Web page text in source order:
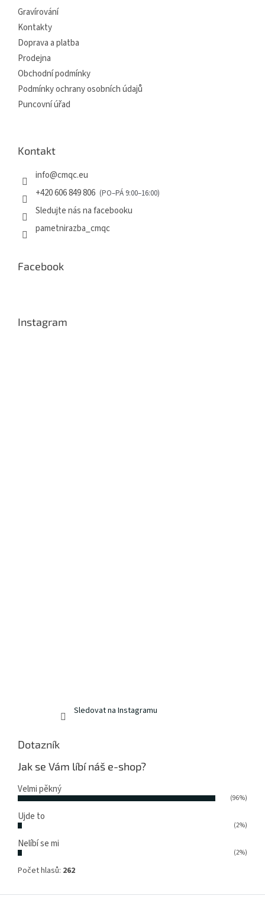
Gravírování
Kontakty
Doprava a platba
Prodejna
Obchodní podmínky
Podmínky ochrany osobních údajů
Puncovní úřad
Kontakt
info@cmqc.eu
+420 606 849 806
Sledujte nás na facebooku
pametnirazba_cmqc
Facebook
Instagram
Sledovat na Instagramu
Dotazník
Jak se Vám líbí náš e-shop?
Velmi pěkný
(96%)
Ujde to
(2%)
Nelíbí se mi
(2%)
Počet hlasů: 262